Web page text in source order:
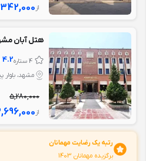
از
هتل آبان
4 ستاره 4.2
مشهد، بلوار
5,280,000
از
رتبه یک رضایت مهمانان
برگزیده مهمانان 1403